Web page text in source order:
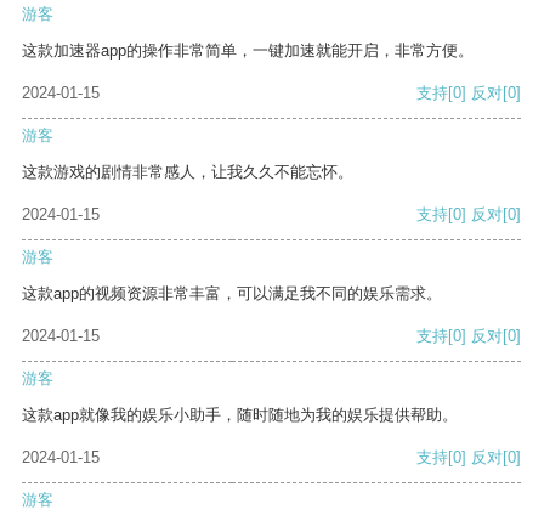
游客
这款加速器app的操作非常简单，一键加速就能开启，非常方便。
2024-01-15 支持[0] 反对[0]
游客
这款游戏的剧情非常感人，让我久久不能忘怀。
2024-01-15 支持[0] 反对[0]
游客
这款app的视频资源非常丰富，可以满足我不同的娱乐需求。
2024-01-15 支持[0] 反对[0]
游客
这款app就像我的娱乐小助手，随时随地为我的娱乐提供帮助。
2024-01-15 支持[0] 反对[0]
游客